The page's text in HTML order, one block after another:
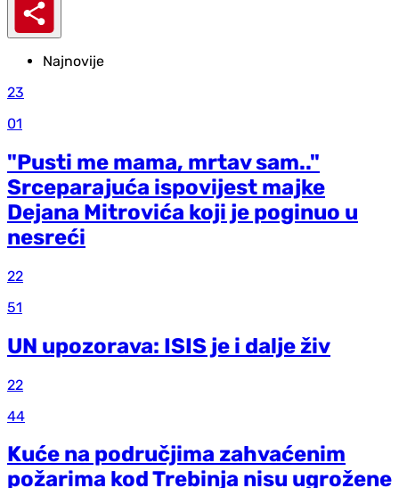
Najnovije
23
01
"Pusti me mama, mrtav sam.."
Srceparajuća ispovijest majke
Dejana Mitrovića koji je poginuo u
nesreći
22
51
UN upozorava: ISIS je i dalje živ
22
44
Kuće na područjima zahvaćenim
požarima kod Trebinja nisu ugrožene